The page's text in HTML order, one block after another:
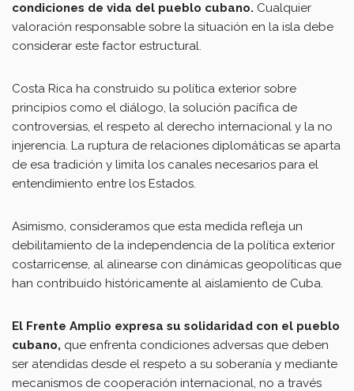
condiciones de vida del pueblo cubano. Cualquier
valoración responsable sobre la situación en la isla debe
considerar este factor estructural.
Costa Rica ha construido su política exterior sobre
principios como el diálogo, la solución pacífica de
controversias, el respeto al derecho internacional y la no
injerencia. La ruptura de relaciones diplomáticas se aparta
de esa tradición y limita los canales necesarios para el
entendimiento entre los Estados.
Asimismo, consideramos que esta medida refleja un
debilitamiento de la independencia de la política exterior
costarricense, al alinearse con dinámicas geopolíticas que
han contribuido históricamente al aislamiento de Cuba.
El Frente Amplio expresa su solidaridad con el pueblo
cubano, que enfrenta condiciones adversas que deben
ser atendidas desde el respeto a su soberanía y mediante
mecanismos de cooperación internacional, no a través